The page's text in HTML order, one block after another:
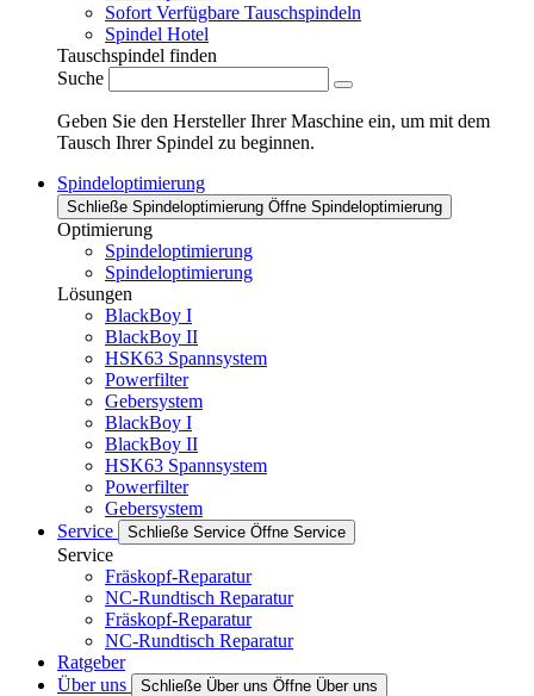
Sofort Verfügbare Tauschspindeln
Spindel Hotel
Tauschspindel finden
Suche
Geben Sie den Hersteller Ihrer Maschine ein, um mit dem
Tausch Ihrer Spindel zu beginnen.
Spindeloptimierung
Schließe Spindeloptimierung Öffne Spindeloptimierung
Optimierung
Spindeloptimierung
Spindeloptimierung
Lösungen
BlackBoy I
BlackBoy II
HSK63 Spannsystem
Powerfilter
Gebersystem
BlackBoy I
BlackBoy II
HSK63 Spannsystem
Powerfilter
Gebersystem
Service
Schließe Service Öffne Service
Service
Fräskopf-Reparatur
NC-Rundtisch Reparatur
Fräskopf-Reparatur
NC-Rundtisch Reparatur
Ratgeber
Über uns
Schließe Über uns Öffne Über uns